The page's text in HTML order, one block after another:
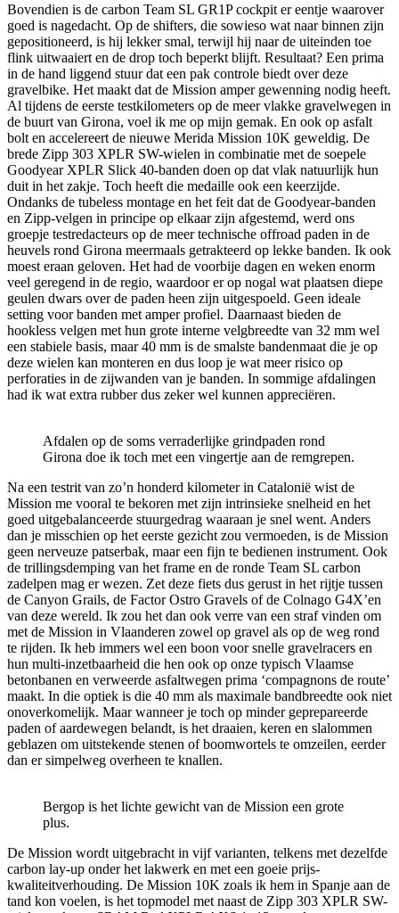
Bovendien is de carbon Team SL GR1P cockpit er eentje waarover
goed is nagedacht. Op de shifters, die sowieso wat naar binnen zijn
gepositioneerd, is hij lekker smal, terwijl hij naar de uiteinden toe
flink uitwaaiert en de drop toch beperkt blijft. Resultaat? Een prima
in de hand liggend stuur dat een pak controle biedt over deze
gravelbike. Het maakt dat de Mission amper gewenning nodig heeft.
Al tijdens de eerste testkilometers op de meer vlakke gravelwegen in
de buurt van Girona, voel ik me op mijn gemak. En ook op asfalt
bolt en accelereert de nieuwe Merida Mission 10K geweldig. De
brede Zipp 303 XPLR SW-wielen in combinatie met de soepele
Goodyear XPLR Slick 40-banden doen op dat vlak natuurlijk hun
duit in het zakje. Toch heeft die medaille ook een keerzijde.
Ondanks de tubeless montage en het feit dat de Goodyear-banden
en Zipp-velgen in principe op elkaar zijn afgestemd, werd ons
groepje testredacteurs op de meer technische offroad paden in de
heuvels rond Girona meermaals getrakteerd op lekke banden. Ik ook
moest eraan geloven. Het had de voorbije dagen en weken enorm
veel geregend in de regio, waardoor er op nogal wat plaatsen diepe
geulen dwars over de paden heen zijn uitgespoeld. Geen ideale
setting voor banden met amper profiel. Daarnaast bieden de
hookless velgen met hun grote interne velgbreedte van 32 mm wel
een stabiele basis, maar 40 mm is de smalste bandenmaat die je op
deze wielen kan monteren en dus loop je wat meer risico op
perforaties in de zijwanden van je banden. In sommige afdalingen
had ik wat extra rubber dus zeker wel kunnen appreciëren.
Afdalen op de soms verraderlijke grindpaden rond
Girona doe ik toch met een vingertje aan de remgrepen.
Na een testrit van zo’n honderd kilometer in Catalonië wist de
Mission me vooral te bekoren met zijn intrinsieke snelheid en het
goed uitgebalanceerde stuurgedrag waaraan je snel went. Anders
dan je misschien op het eerste gezicht zou vermoeden, is de Mission
geen nerveuze patserbak, maar een fijn te bedienen instrument. Ook
de trillingsdemping van het frame en de ronde Team SL carbon
zadelpen mag er wezen. Zet deze fiets dus gerust in het rijtje tussen
de Canyon Grails, de Factor Ostro Gravels of de Colnago G4X’en
van deze wereld. Ik zou het dan ook verre van een straf vinden om
met de Mission in Vlaanderen zowel op gravel als op de weg rond
te rijden. Ik heb immers wel een boon voor snelle gravelracers en
hun multi-inzetbaarheid die hen ook op onze typisch Vlaamse
betonbanen en verweerde asfaltwegen prima ‘compagnons de route’
maakt. In die optiek is die 40 mm als maximale bandbreedte ook niet
onoverkomelijk. Maar wanneer je toch op minder geprepareerde
paden of aardewegen belandt, is het draaien, keren en slalommen
geblazen om uitstekende stenen of boomwortels te omzeilen, eerder
dan er simpelweg overheen te knallen.
Bergop is het lichte gewicht van de Mission een grote
plus.
De Mission wordt uitgebracht in vijf varianten, telkens met dezelfde
carbon lay-up onder het lakwerk en met een goeie prijs-
kwaliteitverhouding. De Mission 10K zoals ik hem in Spanje aan de
tand kon voelen, is het topmodel met naast de Zipp 303 XPLR SW-